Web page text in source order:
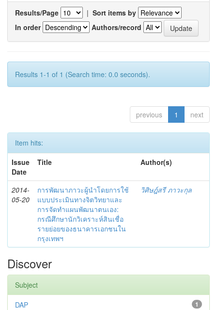
Results/Page | Sort items by
In order
Authors/record
Results 1-1 of 1 (Search time: 0.0 seconds).
previous 1 next
Item hits:
Issue
Date
Title Author(s)
2014-
05-20
การพัฒนาภาวะผู้นำโดยการใช้
แบบประเมินทางจิตวิทยาและ
การจัดทำแผนพัฒนาตนเอง:
กรณีศึกษานักวิเคราะห์สินเชื่อ
รายย่อยของธนาคารเอกชนใน
กรุงเทพฯ
วิศิษฎ์สรี ภาวะกุล
Discover
Subject
1
DAP